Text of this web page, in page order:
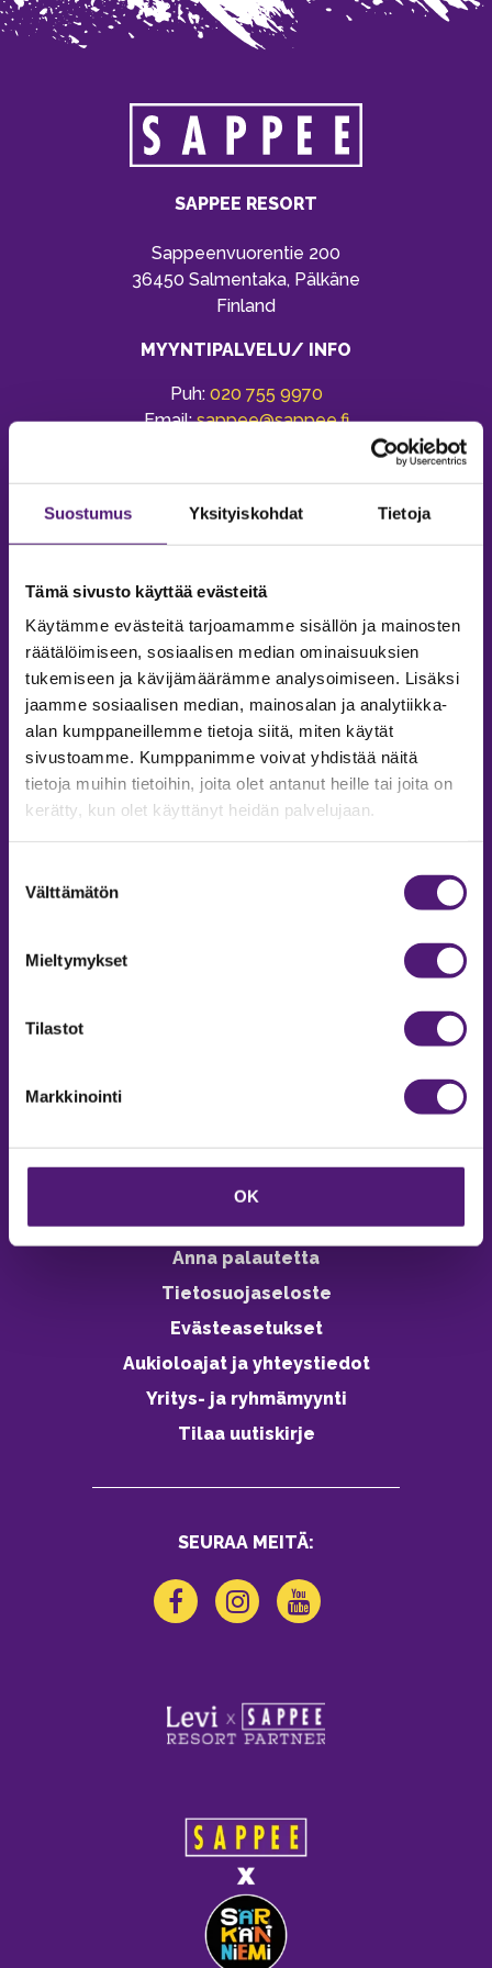
Suostumus Yksityiskohdat Tietoja
Tämä sivusto käyttää evästeitä
Käytämme evästeitä tarjoamamme sisällön ja mainosten
räätälöimiseen, sosiaalisen median ominaisuuksien
tukemiseen ja kävijämäärämme analysoimiseen. Lisäksi
jaamme sosiaalisen median, mainosalan ja analytiikka-
alan kumppaneillemme tietoja siitä, miten käytät
sivustoamme. Kumppanimme voivat yhdistää näitä
tietoja muihin tietoihin, joita olet antanut heille tai joita on
kerätty, kun olet käyttänyt heidän palvelujaan.
valinta
Välttämätön
Mieltymykset
Tilastot
Markkinointi
OK
SAPPEE RESORT
Sappeenvuorentie 200
36450 Salmentaka, Pälkäne
Finland
MYYNTIPALVELU/ INFO
Puh: 020 755 9970
Email:sappee@sappee.fi
MAJOITUS
Tiedustelut & Varaukset
Vastuullisuus
Ympäristöohjelma
Avoimet työpaikat
Anna palautetta
Tietosuojaseloste
Evästeasetukset
Aukioloajat ja yhteystiedot
Yritys- ja ryhmämyynti
Tilaa uutiskirje
SEURAA MEITÄ: